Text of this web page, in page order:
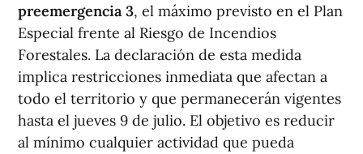
preemergencia 3, el máximo previsto en el Plan
Especial frente al Riesgo de Incendios
Forestales. La declaración de esta medida
implica restricciones inmediata que afectan a
todo el territorio y que permanecerán vigentes
hasta el jueves 9 de julio. El objetivo es reducir
al mínimo cualquier actividad que pueda